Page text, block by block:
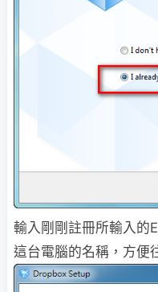
輸入剛剛註冊所輸入的
這台電腦的名稱，方便